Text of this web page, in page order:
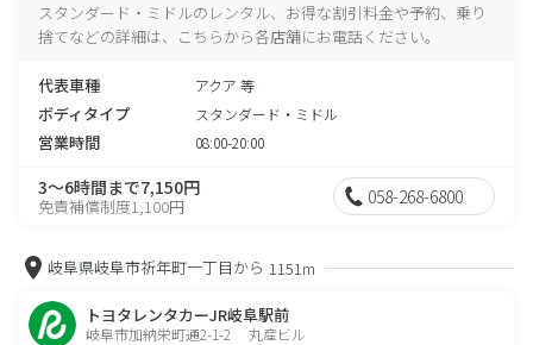
スタンダード・ミドルのレンタル、お得な割引料金や予約、乗り
捨てなどの詳細は、こちらから各店舗にお電話ください。
代表車種 アクア 等
ボディタイプ スタンダード・ミドル
営業時間 08:00-20:00
3～6時間まで7,150円
免責補償制度1,100円 058-268-6800
岐阜県岐阜市祈年町一丁目から 1151m
トヨタレンタカーJR岐阜駅前
岐阜市加納栄町通2-1-2 丸産ビル